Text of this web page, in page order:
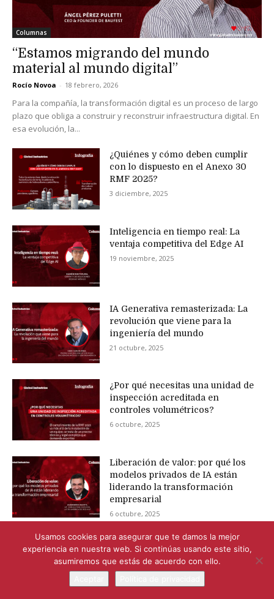
Columnas
“Estamos migrando del mundo
material al mundo digital”
Rocío Novoa - 18 febrero, 2026
Para la compañía, la transformación digital es un proceso de largo
plazo que obliga a construir y reconstruir infraestructura digital. En
esa evolución, la...
¿Quiénes y cómo deben cumplir
con lo dispuesto en el Anexo 30
RMF 2025?
3 diciembre, 2025
Inteligencia en tiempo real: La
ventaja competitiva del Edge AI
19 noviembre, 2025
IA Generativa remasterizada: La
revolución que viene para la
ingeniería del mundo
21 octubre, 2025
¿Por qué necesitas una unidad de
inspección acreditada en
controles volumétricos?
6 octubre, 2025
Liberación de valor: por qué los
modelos privados de IA están
liderando la transformación
empresarial
6 octubre, 2025
Industria de moldes en México:
consolidación y retos en un
entorno de transformación
Usamos cookies para asegurar que te damos la mejor
experiencia en nuestra web. Si continúas usando este sitio,
asumiremos que estás de acuerdo con ello.